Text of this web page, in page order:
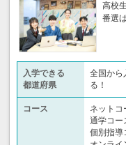
高校
番選
入学できる
都道府県
全国から
る！
コース
ネットコ
通学コー
個別指導